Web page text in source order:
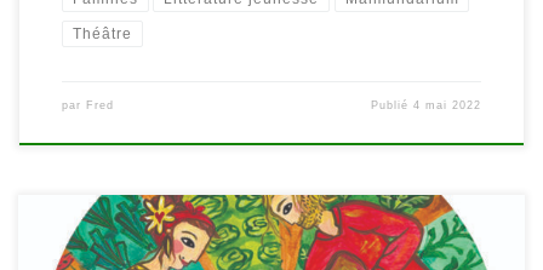
Théâtre
par Fred Publié4 mai 2022